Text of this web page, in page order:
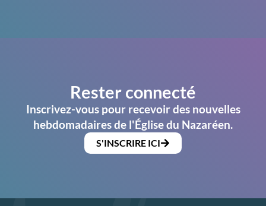
Rester connecté
Inscrivez-vous pour recevoir des nouvelles
hebdomadaires de l'Église du Nazaréen.
S'INSCRIRE ICI